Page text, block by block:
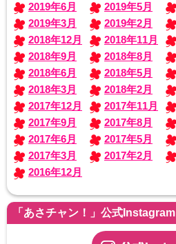
2019年6月
2019年5月
2019年3月
2019年2月
2018年12月
2018年11月
2018年9月
2018年8月
2018年6月
2018年5月
2018年3月
2018年2月
2017年12月
2017年11月
2017年9月
2017年8月
2017年6月
2017年5月
2017年3月
2017年2月
2016年12月
「あさチャン！」公式Instagram